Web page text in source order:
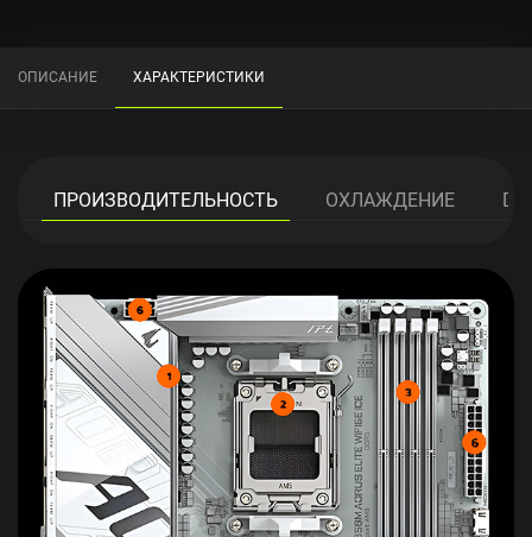
ОПИСАНИЕ ХАРАКТЕРИСТИКИ
ПРОИЗВОДИТЕЛЬНОСТЬ ОХЛАЖДЕНИЕ